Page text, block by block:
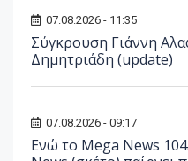
07.08.2026 - 11:35
Σύγκρουση Γιάννη
Δημητριάδη (update)
07.08.2026 - 09:17
Ενώ το Mega News